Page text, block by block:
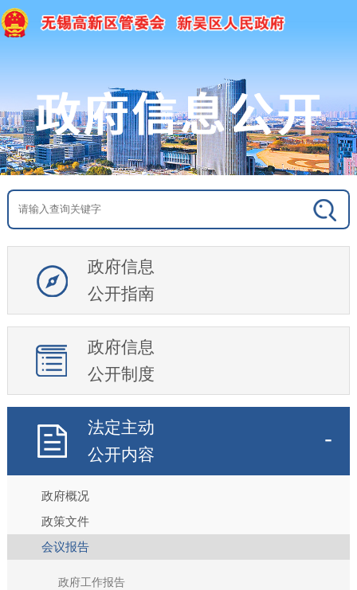
政府信息
公开指南
政府信息
公开制度
法定主动
公开内容
政府概况
政策文件
会议报告
政府工作报告